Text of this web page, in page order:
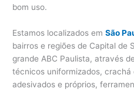
bom uso.
Estamos localizados emSão
bairros e regiões de Capital de
grande ABC Paulista, através
técnicos uniformizados,
adesivados e próprios,